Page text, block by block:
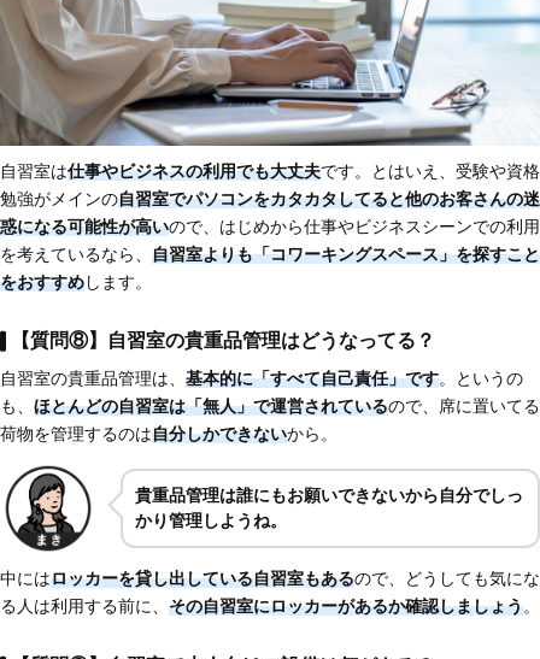
自習室は仕事やビジネスの利用でも大丈夫です。とはいえ、受験や資格
勉強がメインの自習室でパソコンをカタカタしてると他のお客さんの迷
惑になる可能性が高いので、はじめから仕事やビジネスシーンでの利用
を考えているなら、 自習室よりも「コワーキングスペース」を探すこと
をおすすめします。
【質問⑧】自習室の貴重品管理はどうなってる？
自習室の貴重品管理は、 基本的に「すべて自己責任」です。というの
も、 ほとんどの自習室は「無人」で運営されているので、席に置いてる
荷物を管理するのは自分しかできないから。
貴重品管理は誰にもお願いできないから自分でしっ
かり管理しようね。
中にはロッカーを貸し出している自習室もあるので、どうしても気にな
る人は利用する前に、 その自習室にロッカーがあるか確認しましょう。